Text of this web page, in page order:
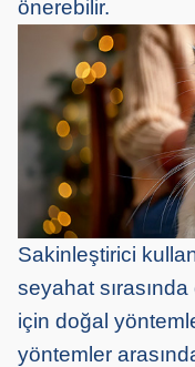
önerebilir.
Sakinleştirici
seyahat
için doğal
yöntemler